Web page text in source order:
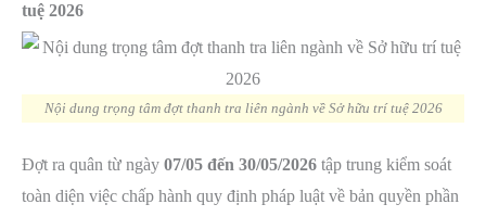
tuệ 2026
Nội dung trọng tâm đợt thanh tra liên ngành về Sở hữu trí tuệ 2026
Đợt ra quân từ ngày 07/05 đến 30/05/2026 tập trung kiểm soát
toàn diện việc chấp hành quy định pháp luật về bản quyền phần